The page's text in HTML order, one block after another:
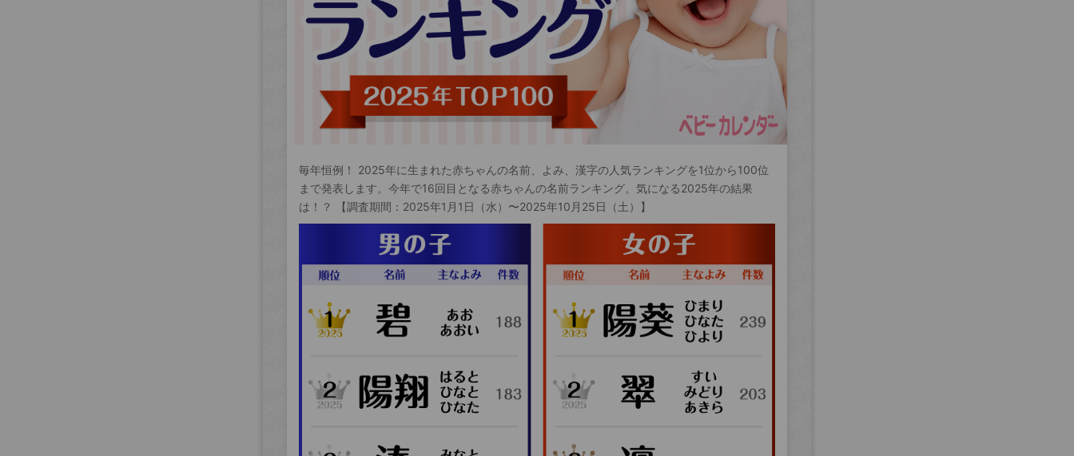
毎年恒例！ 2025年に生まれた赤ちゃんの名前、よみ、漢字の人気ランキングを1位から100位
まで発表します。今年で16回目となる赤ちゃんの名前ランキング。気になる2025年の結果
は！？ 【調査期間：2025年1月1日（水）〜2025年10月25日（土）】